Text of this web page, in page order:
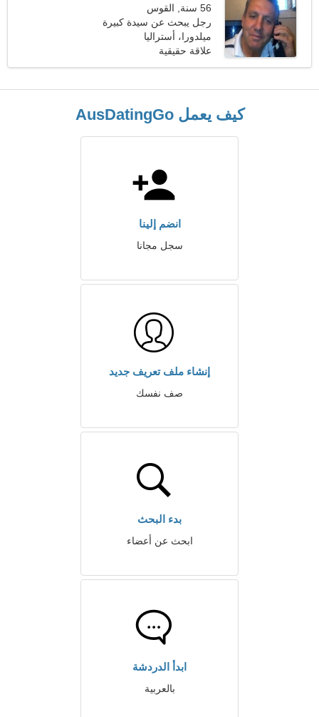
56 سنة, القوس
رجل يبحث عن سيدة كبيرة
48-52
ميلدورا، أستراليا
علاقة حقيقية
كيف يعمل AusDatingGo
انضم إلينا
سجل مجانا
إنشاء ملف تعريف جديد
صف نفسك
بدء البحث
ابحث عن أعضاء
ابدأ الدردشة
بالعربية